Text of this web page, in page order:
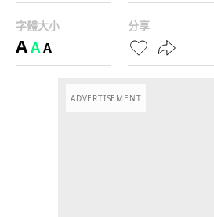
字體大小
AAA
分享
ADVERTISEMENT